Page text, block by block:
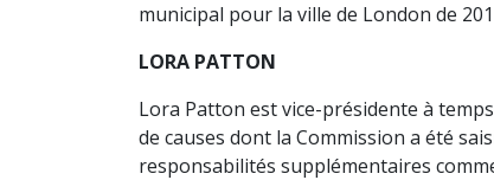
municipal pour la ville de London de
LORA PATTON
Lora Patton est vice-présidente à
de causes dont la Commission a été
responsabilités supplémentaires